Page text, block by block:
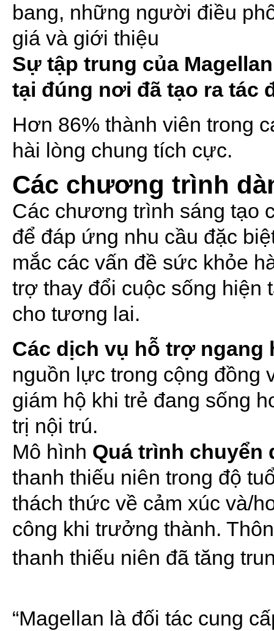
bang, những người điều
giá và giới thiệu
Sự tập trung của
tại đúng nơi đã tạo ra tác
Hơn 86% thành viên trong
hài lòng chung tích cực.
Các chương trình
Các chương trình sáng tạo
để đáp ứng nhu cầu đặc
mắc các vấn đề sức khỏe
trợ thay đổi cuộc sống hiện
cho tương lai.
Các dịch vụ hỗ trợ ngang
nguồn lực trong cộng đồng
giám hộ khi trẻ đang sống
trị nội trú.
Mô hình Quá trình chuyển
thanh thiếu niên trong độ
thách thức về cảm xúc và/
công khi trưởng thành.
thanh thiếu niên đã tăng
“Magellan là đối tác cung